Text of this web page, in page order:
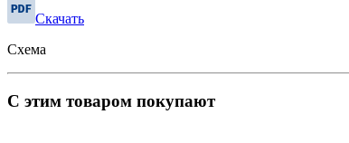
Скачать
Схема
С этим товаром покупают